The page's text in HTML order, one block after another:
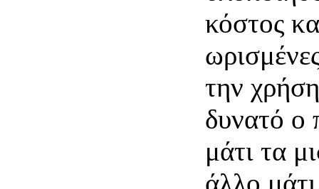
κόστος
την
δυνατό ο
μάτι τα
άλλο